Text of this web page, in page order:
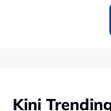
Bagi ketua
Cheng Hoe,
Kini